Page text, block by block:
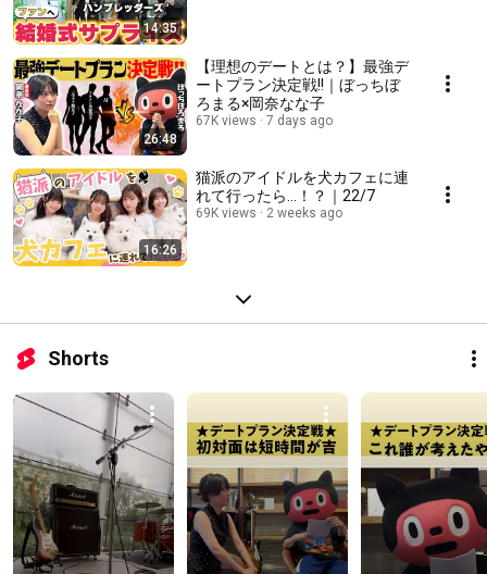
14:35
26:48
【理想のデートとは？】最強デ
ートプラン決定戦!!｜ぼっちぼ
ろまる×岡奈なな子
67K views 7 days ago
16:26
猫派のアイドルを犬カフェに連
れて行ったら…！？｜22/7
69K views 2 weeks ago
Shorts